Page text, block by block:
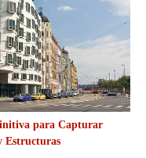
para Capturar
Estructuras